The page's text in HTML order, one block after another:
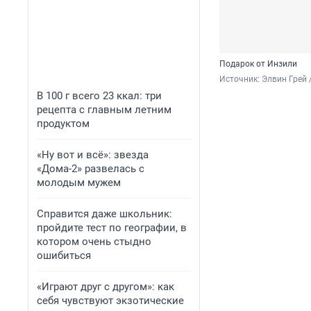
В 100 г всего 23 ккал: три
рецепта с главным летним
продуктом
«Ну вот и всё»: звезда
«Дома-2» развелась с
молодым мужем
Справится даже школьник:
пройдите тест по географии, в
котором очень стыдно
ошибиться
«Играют друг с другом»: как
себя чувствуют экзотические
Подарок от Инзили
Источник: Элвин Грей